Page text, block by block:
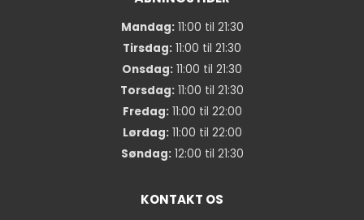
Mandag:11:00 til 21:30
Tirsdag: 11:00 til 21:30
Onsdag: 11:00 til 21:30
Torsdag: 11:00 til 21:30
Fredag:11:00 til 22:00
Lørdag:11:00 til 22:00
Søndag:12:00 til 21:30
KONTAKT OS